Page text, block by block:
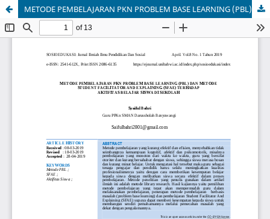
METODE PEMBELAJARAN PKN PROBLEM BASE LEARNING (PBL) DAN METODE STUDENT FACILITATOR AND EXPLAINING (SFAE) TERHADAP AKTIFITAS BELAJAR SISWA DI SEKOLAH